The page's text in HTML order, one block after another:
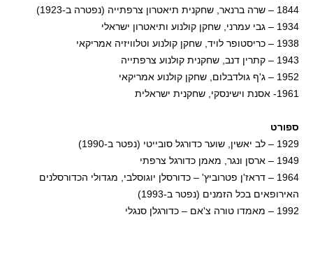
1844 – שרה ברנאר, שחקנית תיאטרון צרפתייה (נפטרה ב-1923)
1934 – גבי עמרני, שחקן קולנוע ותיאטרון ישראלי
1938 – כריסטופר לויד, שחקן קולנוע וטלוויזיה אמריקאי
1943 – קתרין דנב, שחקנית קולנוע צרפתייה
1952 – ג'ף גולדבלום, שחקן קולנוע אמריקאי
1961- אסנת וישינסקי, שחקנית ישראלית
ספורט
1929 – לב יאשין, שוער כדורגל סובייטי (נפטר ב-1990)
1949 – ארסן ונגר, מאמן כדורגל צרפתי
1964 – דראז'ן פטרוביץ' – כדורסלן יוגוסלבי, מגדולי הכדורסלנים
האירופאים בכל הזמנים (נפטר ב-1993)
1992 – מאמדו טורה צ'אם – כדורגלן סנגלי